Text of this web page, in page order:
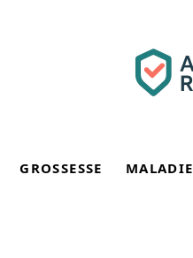
GROSSESSE MALADIE